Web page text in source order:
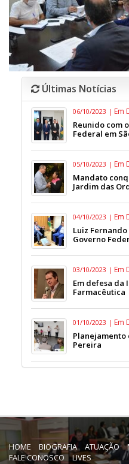
Últimas Notícias
06/10/2023 | Em
Reunido com
Federal em
05/10/2023 | Em
Mandato
Jardim das
04/10/2023 | Em
Luiz
Governo
03/10/2023 | Em
Em defesa da
Farmacêutica
01/10/2023 | Em
Planejamento
Pereira
HOME BIOGRAFIA ATUAÇÃO
FALE CONOSCO
LIVES